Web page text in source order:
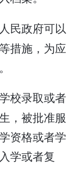
民政府可以
措施，为应
校录取或者
，被批准服
资格或者学
学或者复